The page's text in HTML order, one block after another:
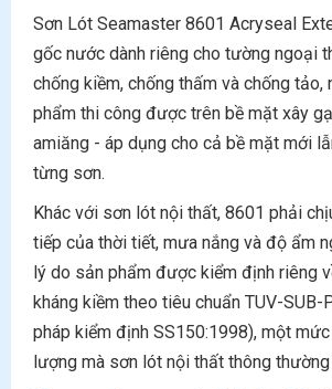
Sơn Lót Seamaster 8601 Acryseal
gốc nước dành riêng cho tường ngoại
chống kiềm, chống thấm và chống tảo,
phẩm thi công được trên bề mặt xây
amiăng - áp dụng cho cả bề mặt mới
từng sơn.
Khác với sơn lót nội thất, 8601 phải
tiếp của thời tiết, mưa nắng và độ ẩm
lý do sản phẩm được kiểm định riêng
kháng kiềm theo tiêu chuẩn TUV-SUB-
pháp kiểm định SS150:1998), một
lượng mà sơn lót nội thất thông thường